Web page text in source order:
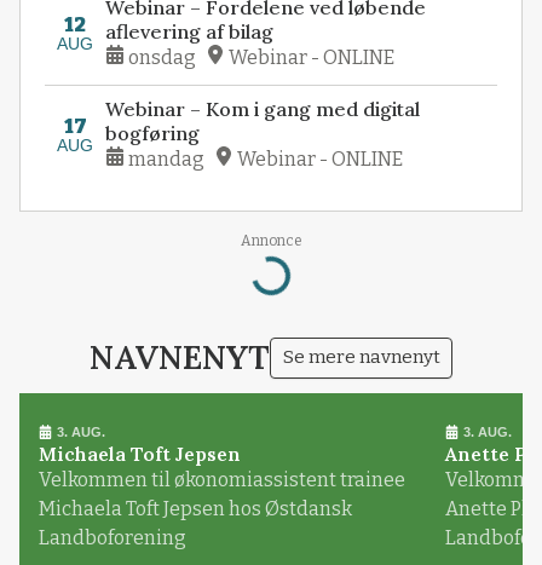
12
AUG
Webinar – Fordelene ved løbende
aflevering af bilag
onsdag Webinar - ONLINE
17
AUG
Webinar – Kom i gang med digital
bogføring
mandag Webinar - ONLINE
Annonce
Loading...
NAVNENYT Se mere navnenyt
3. AUG.
Michaela Toft Jepsen
Velkommen til økonomiassistent trainee
Michaela Toft Jepsen hos Østdansk
Landboforening
3. AUG.
Anette
Anette